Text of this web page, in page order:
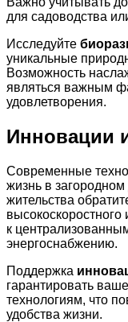
для садоводства
Исследуйте
уникальные
Возможность
являться важным
удовлетворения.
Инновации
Современные
жизнь в
жительства
к
энергоснабжению.
Поддержка
гарантировать
технологиям, что
удобства жизни.